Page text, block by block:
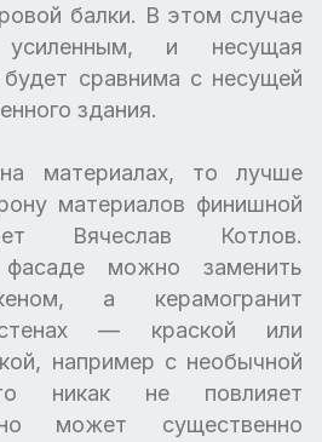
балки. В этом случае
и несущая
сравнима с несущей
здания.
материалах, то лучше
материалов финишной
Вячеслав Котлов.
можно заменить
а керамогранит
— краской или
например с необычной
никак не повлияет
может существенно